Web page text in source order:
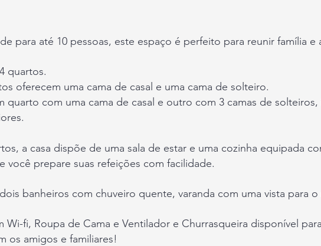
para até 10 pessoas, este espaço é perfeito para reunir família e
quartos.
oferecem uma cama de casal e uma cama de solteiro.
quarto com uma cama de casal e outro com 3 camas de solteiros,
a casa dispõe de uma sala de estar e uma cozinha equipada
você prepare suas refeições com facilidade.
banheiros com chuveiro quente, varanda com uma vista para o
Wi-fi, Roupa de Cama e Ventilador e Churrasqueira disponível
os amigos e familiares!